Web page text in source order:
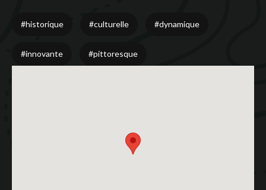
#historique #culturelle #dynamique
#innovante #pittoresque